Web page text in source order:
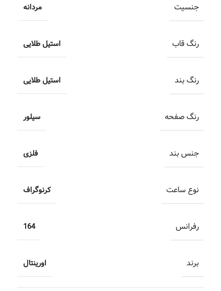
جنسیت مردانه
رنگ قاب استیل طلایی
رنگ بند استیل طلایی
رنگ صفحه سیلور
جنس بند فلزی
نوع ساعت کرنوگراف
رفرانس 164
برند اورینتال